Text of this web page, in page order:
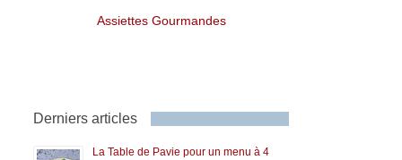
Assiettes Gourmandes
Derniers articles
La Table de Pavie pour un menu à 4